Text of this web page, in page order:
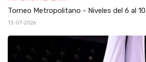
Torneo Metropolitano - Niveles del 6 al 10
13-07-2026